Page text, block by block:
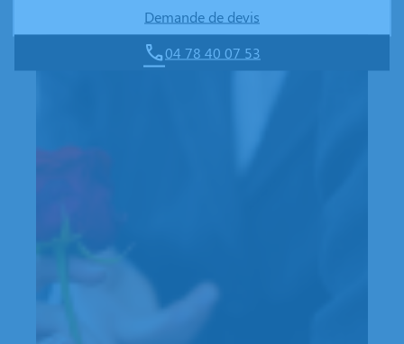
Demande de devis
04 78 40 07 53